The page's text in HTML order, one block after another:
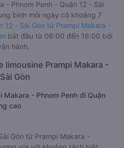
- Phnom Penh - Quận 12 - Sài
bình mỗi ngày có khoảng 7
12 - Sài Gòn từ Prampi Makara -
bắt đầu từ 06:00 đến 16:00 bởi
hành.
limousine Prampi Makara -
Gòn
Makara - Phnom Penh đi Quận
cao
Gòn từ Prampi Makara -